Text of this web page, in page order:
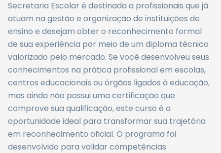
Secretaria Escolar é destinada a profissionais que já
atuam na gestão e organização de instituições de
ensino e desejam obter o reconhecimento formal
de sua experiência por meio de um diploma técnico
valorizado pelo mercado. Se você desenvolveu seus
conhecimentos na prática profissional em escolas,
centros educacionais ou órgãos ligados à educação,
mas ainda não possui uma certificação que
comprove sua qualificação, este curso é a
oportunidade ideal para transformar sua trajetória
em reconhecimento oficial. O programa foi
desenvolvido para validar competências